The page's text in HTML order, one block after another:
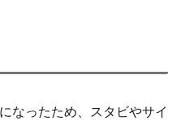
なったため、スタビやサイ